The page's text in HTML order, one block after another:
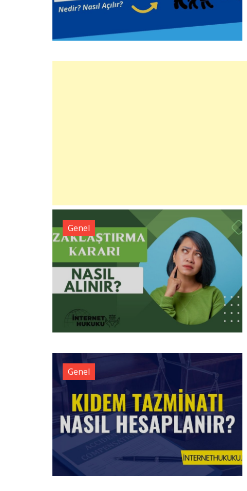
Genel
Genel